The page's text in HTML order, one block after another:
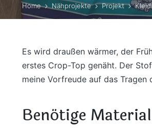
Home Nähprojekte Projekt
Es wird draußen wärmer, der
erstes Crop-Top genäht. Der
meine Vorfreude auf das Tragen
Benötige